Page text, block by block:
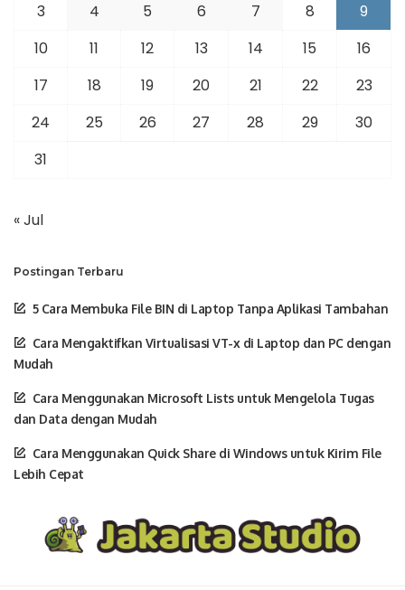
3
4 5 6 7 8
9
10
11 12 13 14 15
16
17
18 19 20 21 22
23
24
25 26 27 28 29
30
31
« Jul
Postingan Terbaru
5 Cara Membuka File BIN di Laptop Tanpa Aplikasi Tambahan
Cara Mengaktifkan Virtualisasi VT-x di Laptop dan PC dengan
Mudah
Cara Menggunakan Microsoft Lists untuk Mengelola Tugas
dan Data dengan Mudah
Cara Menggunakan Quick Share di Windows untuk Kirim File
Lebih Cepat